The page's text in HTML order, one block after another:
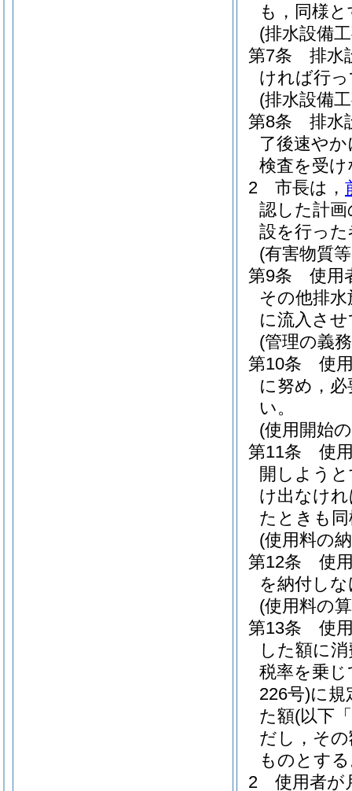
も，同様
(排水設備
第7条
排水
ければ行
(排水設備
第8条
排水
了後速や
検査を受
2
市長は，
認した計
設を行っ
(有害物質
第9条
使用
その他排
に流入さ
(管理の義
第10条
使
に努め，
い。
(使用開始
第11条
使
開しよう
け出なけ
たときも
(使用料の
第12条
使
を納付し
(使用料の
第13条
使
した額に
税率を乗
226号)に規
た額(以下
だし，そ
ものとす
2
使用者が